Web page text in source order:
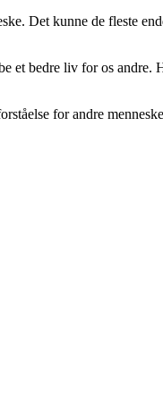
Det kunne de fleste
bedre liv for os
for andre